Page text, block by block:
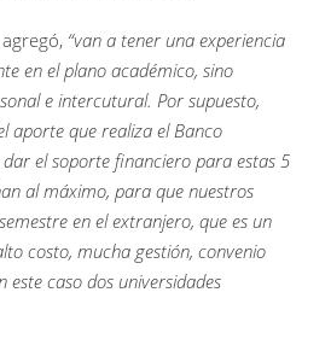
“van a tener una experiencia
en el plano académico, sino
e intercutural. Por supuesto,
aporte que realiza el Banco
el soporte financiero para estas 5
al máximo, para que nuestros
en el extranjero, que es un
costo, mucha gestión, convenio
este caso dos universidades